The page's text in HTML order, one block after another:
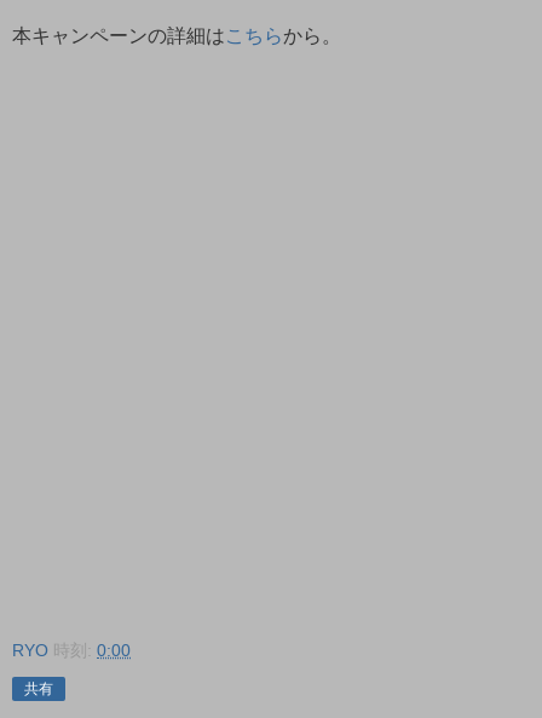
本キャンペーンの詳細はこちらから。
RYO 時刻: 0:00
共有